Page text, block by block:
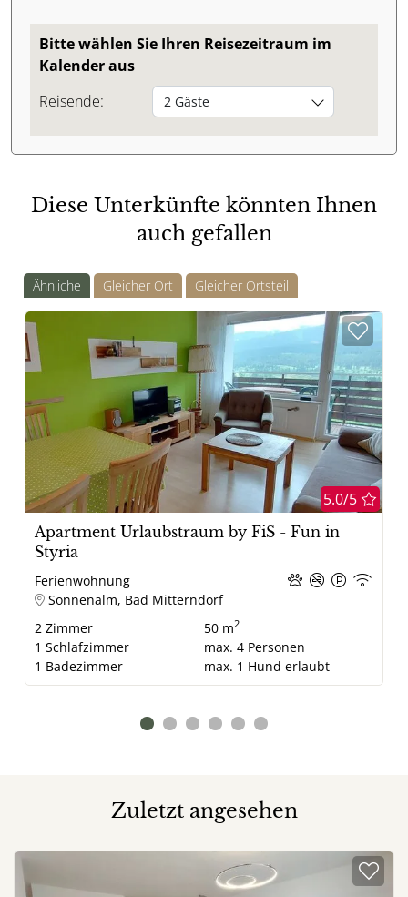
Bitte wählen Sie Ihren Reisezeitraum im
Kalender aus
Reisende:
2 Gäste
Diese Unterkünfte könnten Ihnen
auch gefallen
Ähnliche Gleicher Ort Gleicher Ortsteil
5.0/5
Apartment Urlaubstraum by FiS - Fun in
Styria
Ferienwohnung
Sonnenalm, Bad Mitterndorf
2 Zimmer
1 Schlafzimmer
1 Badezimmer
50 m2
max. 4 Personen
max. 1 Hund erlaubt
Zuletzt angesehen